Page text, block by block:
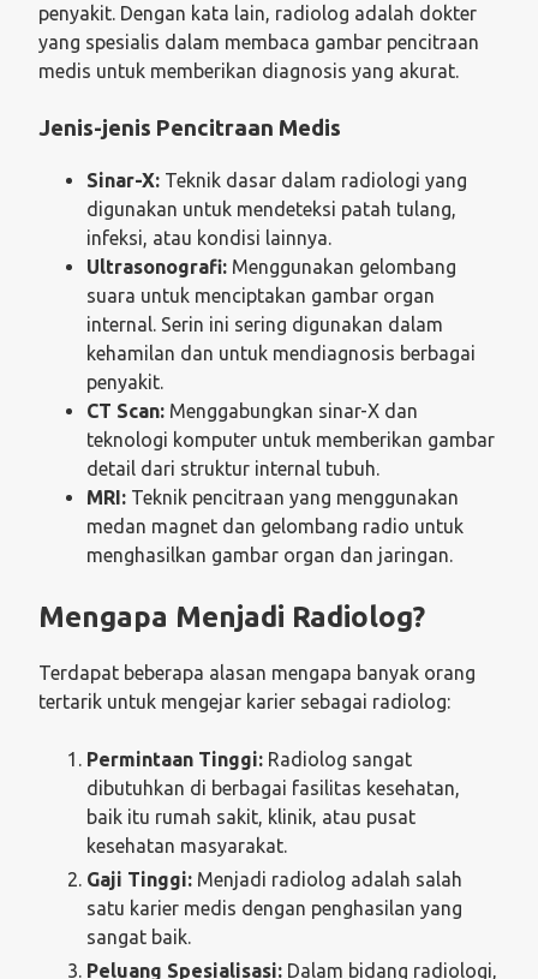
penyakit. Dengan kata lain, radiolog adalah dokter
yang spesialis dalam membaca gambar pencitraan
medis untuk memberikan diagnosis yang akurat.
Jenis-jenis Pencitraan Medis
Sinar-X: Teknik dasar dalam radiologi yang
digunakan untuk mendeteksi patah tulang,
infeksi, atau kondisi lainnya.
Ultrasonografi: Menggunakan gelombang
suara untuk menciptakan gambar organ
internal. Serin ini sering digunakan dalam
kehamilan dan untuk mendiagnosis berbagai
penyakit.
CT Scan: Menggabungkan sinar-X dan
teknologi komputer untuk memberikan gambar
detail dari struktur internal tubuh.
MRI: Teknik pencitraan yang menggunakan
medan magnet dan gelombang radio untuk
menghasilkan gambar organ dan jaringan.
Mengapa Menjadi Radiolog?
Terdapat beberapa alasan mengapa banyak orang
tertarik untuk mengejar karier sebagai radiolog:
Permintaan Tinggi: Radiolog sangat
dibutuhkan di berbagai fasilitas kesehatan,
baik itu rumah sakit, klinik, atau pusat
kesehatan masyarakat.
Gaji Tinggi: Menjadi radiolog adalah salah
satu karier medis dengan penghasilan yang
sangat baik.
Peluang Spesialisasi: Dalam bidang radiologi,